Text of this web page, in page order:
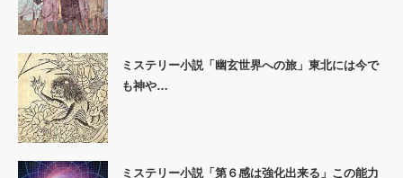
ミステリー小説「幽玄世界への旅」東北には今で
も神や…
ミステリー小説「第６感は強化出来る」この能力